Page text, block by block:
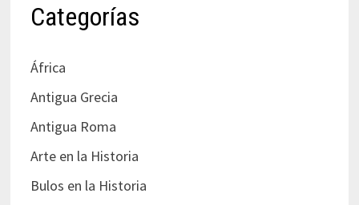
Categorías
África
Antigua Grecia
Antigua Roma
Arte en la Historia
Bulos en la Historia